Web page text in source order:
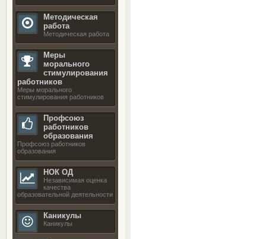
Методическая
работа
Методическая работа
Меры
морального
стимулирования
работников
Меры морального
стимулирования работников
Профсоюз
работников
образования
Профсоюз работников
образования
НОК ОД
Независимая оценка
качества
образовательной деятельности
Каникулы
Каникулы